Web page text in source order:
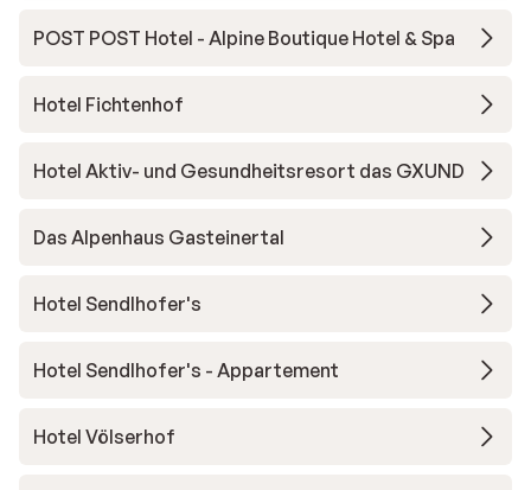
POST POST Hotel - Alpine Boutique Hotel & Spa
Hotel Fichtenhof
Hotel Aktiv- und Gesundheitsresort das GXUND
Das Alpenhaus Gasteinertal
Hotel Sendlhofer's
Hotel Sendlhofer's - Appartement
Hotel Völserhof